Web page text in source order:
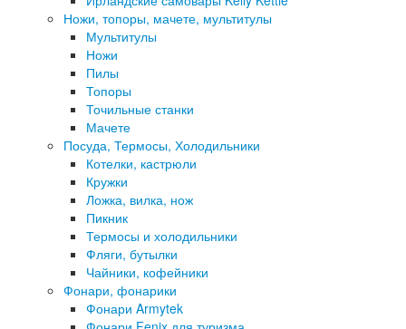
Ножи, топоры, мачете, мультитулы
Мультитулы
Ножи
Пилы
Топоры
Точильные станки
Мачете
Посуда, Термосы, Холодильники
Котелки, кастрюли
Кружки
Ложка, вилка, нож
Пикник
Термосы и холодильники
Фляги, бутылки
Чайники, кофейники
Фонари, фонарики
Фонари Armytek